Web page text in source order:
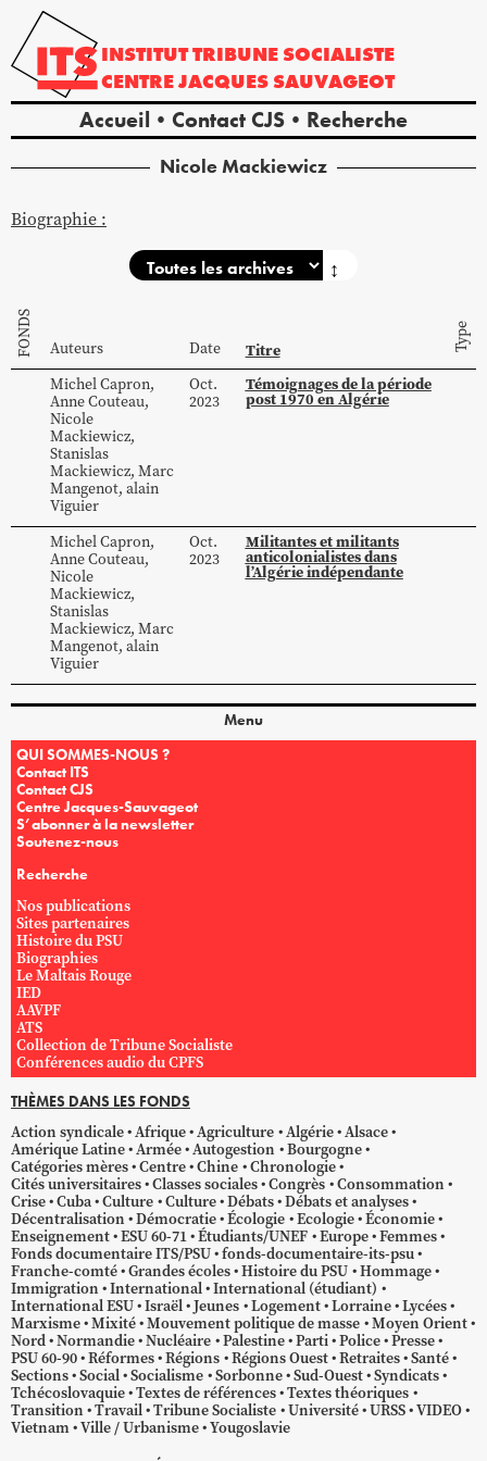
INSTITUTTRIBUNE SOCIALISTE
CENTREJACQUES SAUVAGEOT
Accueil Contact CJS Recherche
NicoleMackiewicz
Biographie :
↕
FONDS Auteurs Date Titre Type
MichelCapron,
AnneCouteau,
Nicole
Mackiewicz,
Stanislas
Mackiewicz, Marc
Mangenot, alain
Viguier
Oct.
2023
Témoignages de la période
post 1970 en Algérie
MichelCapron,
AnneCouteau,
Nicole
Mackiewicz,
Stanislas
Mackiewicz, Marc
Mangenot, alain
Viguier
Oct.
2023
Militantes et militants
anticolonialistes dans
l’Algérie indépendante
Menu
QUI SOMMES-NOUS ?
Contact ITS
Contact CJS
Centre Jacques-Sauvageot
S’abonner à la newsletter
Soutenez-nous
Recherche
Nos publications
Sites partenaires
Histoire du PSU
Biographies
Le Maltais Rouge
IED
AAVPF
ATS
Collection de Tribune Socialiste
Conférences audio du CPFS
THÈMES DANS LES FONDS
Action syndicale Afrique Agriculture Algérie Alsace
Amérique Latine Armée Autogestion
Bourgogne
Catégories mères Centre Chine Chronologie
Cités universitaires Classes sociales Congrès Consommation
Crise Cuba Culture Culture Débats Débats et analyses
Décentralisation Démocratie Écologie Ecologie Économie
Enseignement ESU 60-71 Étudiants/UNEF Europe Femmes
Fonds documentaire ITS/PSU fonds-documentaire-its-psu
Franche-comté Grandes écoles Histoire du PSU Hommage
Immigration International International (étudiant)
International ESU Israël Jeunes Logement Lorraine Lycées
Marxisme Mixité Mouvement politique de masse Moyen Orient
Nord Normandie Nucléaire Palestine Parti Police Presse
PSU 60-90 Réformes Régions Régions Ouest Retraites Santé
Sections Social Socialisme Sorbonne Sud-Ouest Syndicats
Tchécoslovaquie Textes de références Textes théoriques
Transition Travail Tribune Socialiste Université URSS VIDEO
Vietnam Ville / Urbanisme Yougoslavie